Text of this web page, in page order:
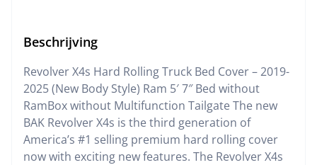
Beschrijving
Revolver X4s Hard Rolling Truck Bed Cover – 2019-
2025 (New Body Style) Ram 5′ 7″ Bed without
RamBox without Multifunction Tailgate The new
BAK Revolver X4s is the third generation of
America’s #1 selling premium hard rolling cover
now with exciting new features. The Revolver X4s